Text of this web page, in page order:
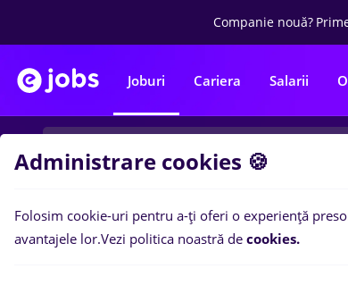
Companie nouă?
Joburi Cariera Salarii
Filtre
Administrare cookies 🍪
Folosim cookie-uri pentru a-ți oferi o experiență
avantajele lor.Vezi politica noastră de cookies.